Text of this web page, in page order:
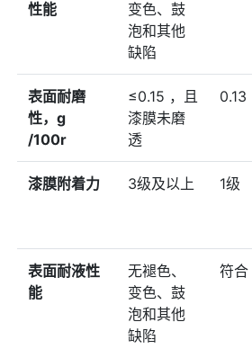
性能
变⾊、⿎
泡和其他
缺陷
表⾯耐磨
性，g
/100r
≤0.15 ，且
漆膜未磨
透
0.13
漆膜附着⼒ 3级及以上 1级
表⾯耐液性
能
⽆褪⾊、
变⾊、⿎
泡和其他
缺陷
符合